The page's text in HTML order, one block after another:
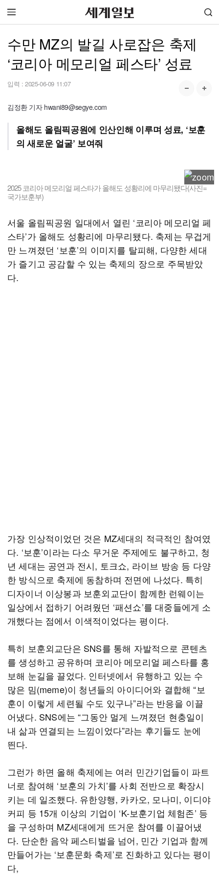
수만 MZ의 발길 사로잡은 축제
‘코리아 메모리얼 페스타’ 성료
입력 : 2025-06-09 11:07
김정환 기자 hwani89@segye.com
올해도 올림픽공원에 인산인해 이루며 성료, ‘보훈
의 새로운 얼굴’ 보여줘
2025 코리아 메모리얼 페스타가 올해도 성황리에 마무리됐다(사진=
국가보훈부)
서울 올림픽공원 일대에서 열린 ‘코리아 메모리얼 페
스타’가 올해도 성황리에 마무리됐다. 축제는 무겁게
만 느껴졌던 ‘보훈’의 이미지를 탈피해, 다양한 세대
가 즐기고 공감할 수 있는 축제의 장으로 주목받았
다.
가장 인상적이었던 것은 MZ세대의 적극적인 참여였
다. ‘보훈’이라는 다소 무거운 주제에도 불구하고, 청
년 세대는 공연과 전시, 토크쇼, 라이브 방송 등 다양
한 방식으로 축제에 동참하며 전면에 나섰다. 특히
디자이너 이상봉과 보훈외교단이 함께한 런웨이는
일상에서 접하기 어려웠던 ‘패션쇼’를 대중들에게 소
개했다는 점에서 이색적이었다는 평이다.
특히 보훈외교단은 SNS를 통해 자발적으로 콘텐츠
를 생성하고 공유하며 코리아 메모리얼 페스타를 홍
보해 눈길을 끌었다. 인터넷에서 유행하고 있는 수
많은 밈(meme)이 청년들의 아이디어와 결합해 “보
훈이 이렇게 세련될 수도 있구나”라는 반응을 이끌
어냈다. SNS에는 “그동안 멀게 느껴졌던 현충일이
내 삶과 연결되는 느낌이었다”라는 후기들도 눈에
띈다.
그런가 하면 올해 축제에는 여러 민간기업들이 파트
너로 참여해 ‘보훈의 가치’를 사회 전반으로 확장시
키는 데 일조했다. 유한양행, 카카오, 모나미, 이디야
커피 등 15개 이상의 기업이 ‘K-보훈기업 체험존’ 등
을 구성하며 MZ세대에게 뜨거운 참여를 이끌어냈
다. 단순한 음악 페스티벌을 넘어, 민간 기업과 함께
만들어가는 ‘보훈문화 축제’로 진화하고 있다는 평이
다,